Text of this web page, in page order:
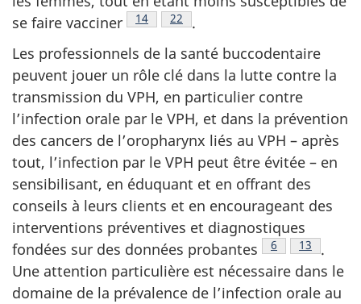
se faire vacciner Note de bas de page
14 Note de bas de page
22
.
Les professionnels de la santé buccodentaire
peuvent jouer un rôle clé dans la lutte contre la
transmission du VPH, en particulier contre
l’infection orale par le VPH, et dans la prévention
des cancers de l’oropharynx liés au VPH – après
tout, l’infection par le VPH peut être évitée – en
sensibilisant, en éduquant et en offrant des
conseils à leurs clients et en encourageant des
interventions préventives et diagnostiques
fondées sur des données probantes Note de bas de
6 Note de
13
.
Une attention particulière est nécessaire dans le
domaine de la prévalence de l’infection orale au